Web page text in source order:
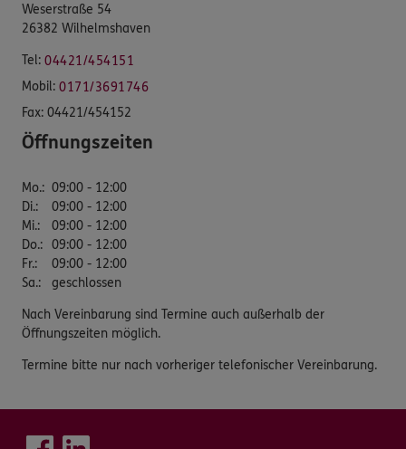
Weserstraße 54
26382 Wilhelmshaven
Tel: 04421/454151
Mobil: 0171/3691746
Fax: 04421/454152
Öffnungszeiten
Mo.: 09:00 - 12:00
Di.:
09:00 - 12:00
Mi.:
09:00 - 12:00
Do.: 09:00 - 12:00
Fr.:
09:00 - 12:00
Sa.: geschlossen
Nach Vereinbarung sind Termine auch außerhalb der
Öffnungszeiten möglich.
Termine bitte nur nach vorheriger telefonischer Vereinbarung.